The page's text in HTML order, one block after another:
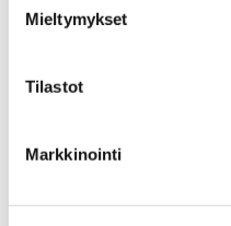
Mieltymykset
Tilastot
Markkinointi
Suomi-
Suomen